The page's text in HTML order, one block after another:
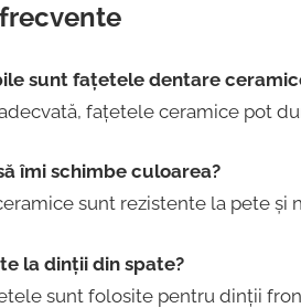
sunt fațetele dentare
fațetele ceramice pot
îmi schimbe culoarea?
sunt rezistente la pete și
la dinții din spate?
sunt folosite pentru dinții